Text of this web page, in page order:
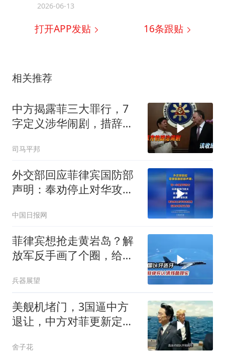
2026-06-13
打开APP发贴 16条跟贴
相关推荐
中方揭露菲三大罪行，7
字定义涉华闹剧，措辞严
司马平邦
外交部回应菲律宾国防部
声明：奉劝停止对华攻击
中国日报网
菲律宾想抢走黄岩岛？解
放军反手画了个圈，给了
兵器展望
美舰机堵门，3国逼中方
退让，中方对菲更新定
舍子花